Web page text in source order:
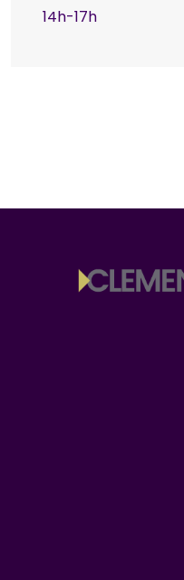
14h-17h